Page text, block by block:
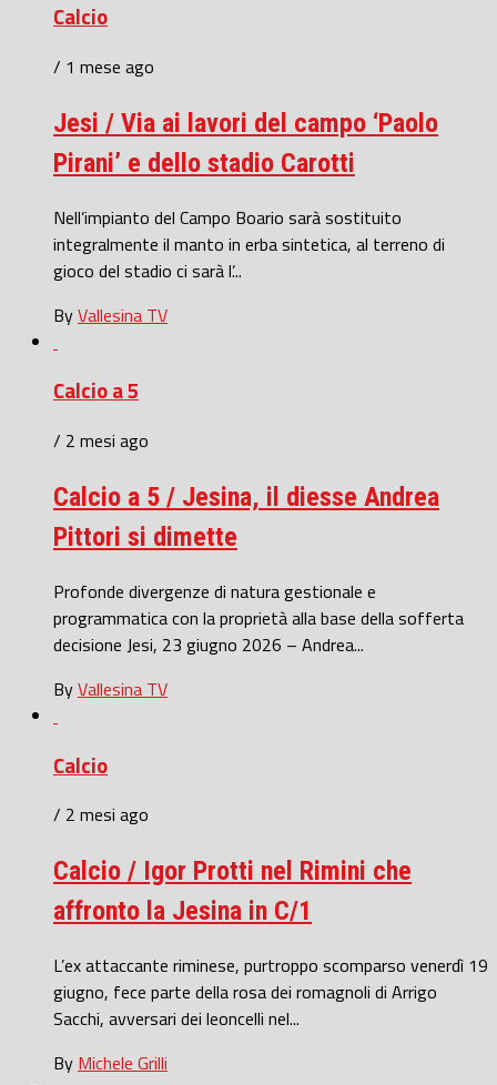
Calcio
/ 1 mese ago
Jesi / Via ai lavori del campo ‘Paolo
Pirani’ e dello stadio Carotti
Nell’impianto del Campo Boario sarà sostituito
integralmente il manto in erba sintetica, al terreno di
gioco del stadio ci sarà l’...
ByVallesina TV
Calcio a 5
/ 2 mesi ago
Calcio a 5 / Jesina, il diesse Andrea
Pittori si dimette
Profonde divergenze di natura gestionale e
programmatica con la proprietà alla base della sofferta
decisione Jesi, 23 giugno 2026 – Andrea...
ByVallesina TV
Calcio
/ 2 mesi ago
Calcio / Igor Protti nel Rimini che
affronto la Jesina in C/1
L’ex attaccante riminese, purtroppo scomparso venerdì 19
giugno, fece parte della rosa dei romagnoli di Arrigo
Sacchi, avversari dei leoncelli nel...
By Michele Grilli